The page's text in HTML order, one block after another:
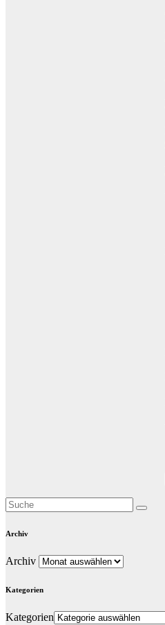
Archiv
Archiv
Kategorien
Kategorien